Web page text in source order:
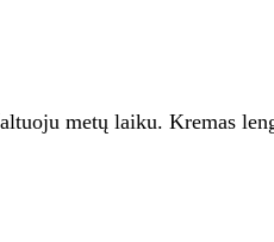
metų laiku. Kremas